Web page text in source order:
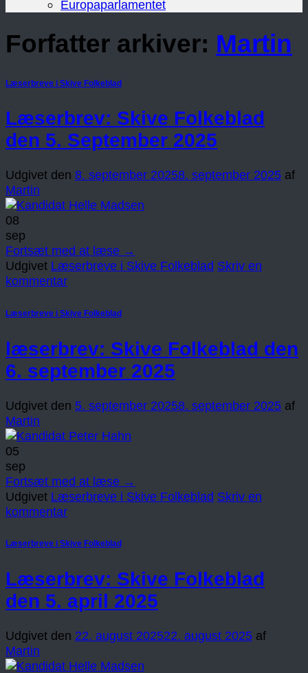
Europaparlamentet
Forfatter arkiver: Martin
Læserbreve i Skive Folkeblad
Læserbrev: Skive Folkeblad
den 5. September 2025
Udgivet den 8. september 20258. september 2025 af
Martin
08
sep
Fortsæt med at læse →
Udgivet Læserbreve i Skive Folkeblad Skriv en
kommentar
Læserbreve i Skive Folkeblad
læserbrev: Skive Folkeblad den
6. september 2025
Udgivet den 5. september 20258. september 2025 af
Martin
05
sep
Fortsæt med at læse →
Udgivet Læserbreve i Skive Folkeblad Skriv en
kommentar
Læserbreve i Skive Folkeblad
Læserbrev: Skive Folkeblad
den 5. april 2025
Udgivet den 22. august 202522. august 2025 af
Martin